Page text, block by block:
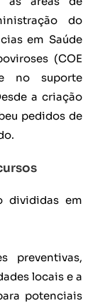
do
em Saúde
(COE
no suporte
a criação
pedidos de
divididas em
preventivas,
locais e a
potenciais